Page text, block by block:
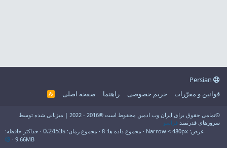
قوانین و مقرّرات
حریم خصوصی راهنما صفحه اصلی
R
©تمامی حقوق برای ایران وب ادمین محفوظ است ®2016 - 2022 | میزبانی شده توسط
سرورهای قدرتمند فراسو
عرض
مجموع داده ها 8 مجموع زمان 0.2453s
حداکثر حافظه
9.66MB